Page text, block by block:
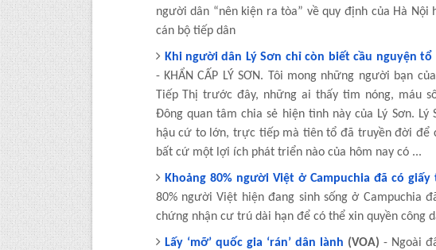
người dân “nên kiện ra tòa” về quy định của Hà
cán bộ tiếp dân
Khi người dân Lý Sơn chỉ còn biết cầu nguyện
- KHẨN CẤP LÝ SƠN. Tôi mong những người bạn
Tiếp Thị trước đây, những ai thấy tim nóng, máu
Đông quan tâm chia sẻ hiện tình này của Lý Sơn.
hậu cứ to lớn, trực tiếp mà tiên tổ đã truyền đời để
bất cứ một lợi ích phát triển nào của hôm nay có ...
Khoảng 80% người Việt ở Campuchia đã có
80% người Việt hiện đang sinh sống ở Campuchia
chứng nhận cư trú dài hạn để có thể xin quyền công
Lấy ‘mỡ’ quốc gia ‘rán’ dân lành (VOA) - Ngoài